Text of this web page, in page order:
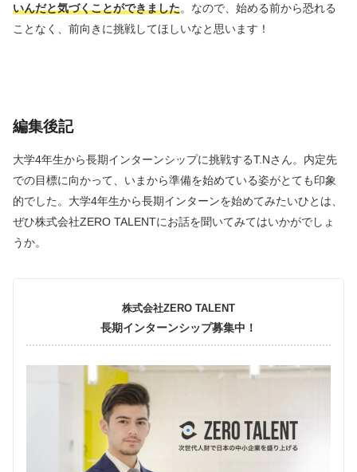
いんだと気づくことができました。なので、始める前から恐れる
ことなく、前向きに挑戦してほしいなと思います！
編集後記
大学4年生から長期インターンシップに挑戦するT.Nさん。内定先
での目標に向かって、いまから準備を始めている姿がとても印象
的でした。大学4年生から長期インターンを始めてみたいひとは、
ぜひ株式会社ZERO TALENTにお話を聞いてみてはいかがでしょ
うか。
株式会社ZERO TALENT
長期インターンシップ募集中！